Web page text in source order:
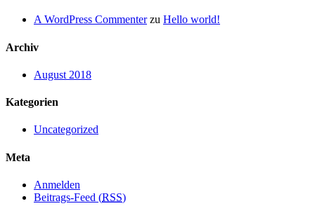
A WordPress Commenterzu Hello world!
Archiv
August 2018
Kategorien
Uncategorized
Meta
Anmelden
Beitrags-Feed (RSS)